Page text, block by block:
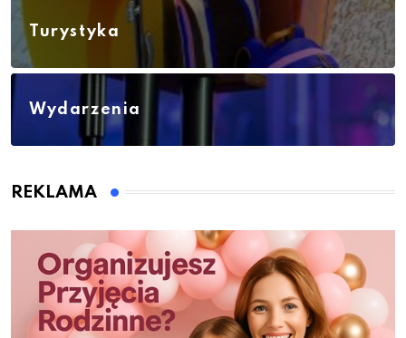
Turystyka
Wydarzenia
REKLAMA